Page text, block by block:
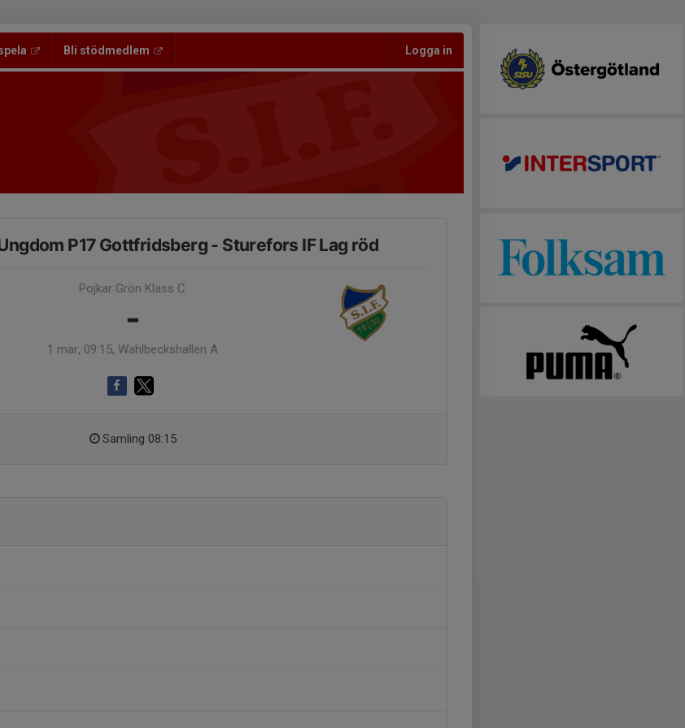
Bli stödmedlem Logga in
P17 Gottfridsberg - Sturefors IF Lag röd
Pojkar Grön Klass C
-
1 mar, 09:15, Wahlbeckshallen A
Samling 08:15